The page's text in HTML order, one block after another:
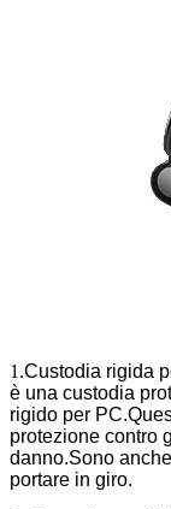
1.Custodia rigida
è una custodia
rigido per
protezione contro
danno.Sono
portare in giro.